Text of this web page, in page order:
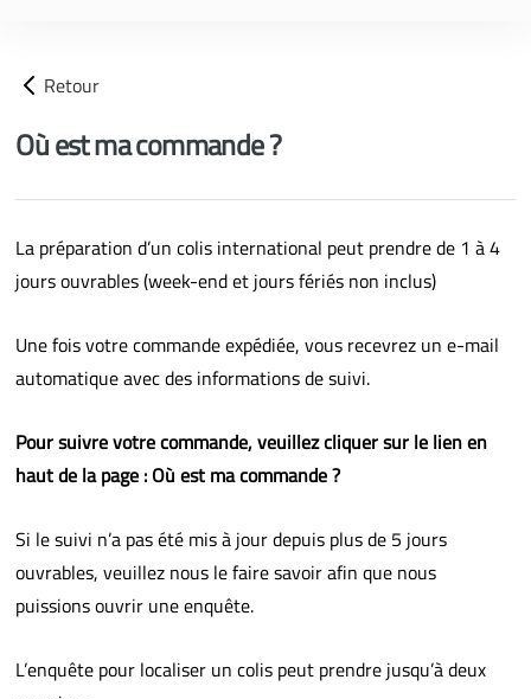
Retour
Où est ma commande ?
La préparation d’un colis international peut prendre de 1 à 4
jours ouvrables (week-end et jours fériés non inclus)
Une fois votre commande expédiée, vous recevrez un e-mail
automatique avec des informations de suivi.
Pour suivre votre commande, veuillez cliquer sur le lien en
haut de la page : Où est ma commande ?
Si le suivi n’a pas été mis à jour depuis plus de 5 jours
ouvrables, veuillez nous le faire savoir afin que nous
puissions ouvrir une enquête.
L’enquête pour localiser un colis peut prendre jusqu’à deux